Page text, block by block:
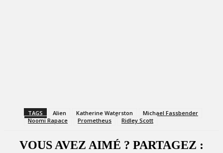
TAGS Alien Katherine Waterston
Michael Fassbender
Noomi Rapace
Prometheus Ridley Scott
VOUS AVEZ AIMÉ ? PARTAGEZ :